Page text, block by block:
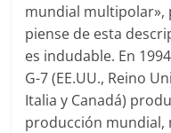
mundial multipolar»,
piense de esta
es indudable. En
G-7 (EE.UU., Reino
Italia y Canadá)
producción mundial,